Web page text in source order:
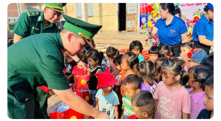
có hoàn cảnh khó khăn.